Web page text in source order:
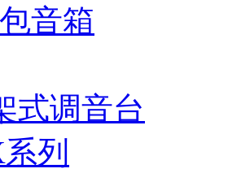
音箱
式调音台
列